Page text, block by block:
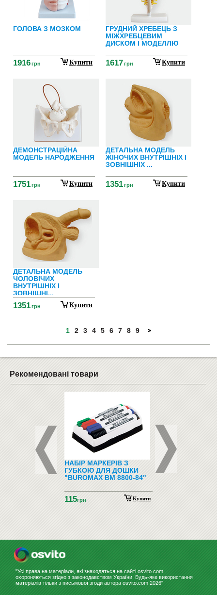
ГОЛОВА З МОЗКОМ
1916грн Купити
ГРУДНИЙ ХРЕБЕЦЬ З
МІЖХРЕБЦЕВИМ
ДИСКОМ І МОДЕЛЛЮ
1617грн Купити
ДЕМОНСТРАЦІЙНА
МОДЕЛЬ НАРОДЖЕННЯ
1751грн Купити
ДЕТАЛЬНА МОДЕЛЬ
ЖІНОЧИХ ВНУТРІШНІХ І
ЗОВНІШНІХ ...
1351грн Купити
ДЕТАЛЬНА МОДЕЛЬ
ЧОЛОВІЧИХ
ВНУТРІШНІХ І
ЗОВНІШНІ...
1351грн Купити
1 2 3 4 5 6 7 8 9
Рекомендовані товари
НАБІР МАРКЕРІВ З
ГУБКОЮ ДЛЯ ДОШКИ
"BUROMAX BM 8800-84"
115грн Купити
ПІДЛОГОВІ
"Усі права на матеріали, які знаходяться на сайті osvito.com,
охороняються згідно з законодавством України. Будь-яке використання
матеріалів тільки з письмової згоди автора osvito.com 2026"